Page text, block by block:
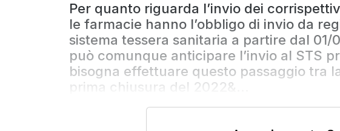
Per quanto riguarda l’invio dei
le farmacie hanno l’obbligo di invio da
sistema tessera sanitaria a partire dal 01/
può comunque anticipare l’invio al STS
bisogna effettuare questo passaggio tra
prima chiusura del 2022&...